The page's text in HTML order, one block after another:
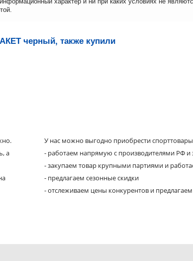
черный, также купили
а
У нас можно выгодно приобрести
- работаем напрямую с производителями РФ и
- закупаем товар крупными партиями и
- предлагаем сезонные скидки
- отслеживаем цены конкурентов и